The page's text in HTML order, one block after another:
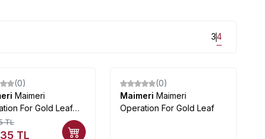
34
(0)
Maimeri
For Gold Leaf
TL
TL
(0)
Maimeri Maimeri
Operation For Gold Leaf